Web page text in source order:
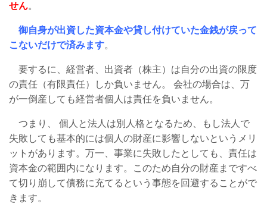
せん。
御自身が出資した資本金や貸し付けていた金銭が戻って
こないだけで済みます。
要するに、経営者、出資者（株主）は自分の出資の限度
の責任（有限責任）しか負いません。 会社の場合は、万
が一倒産しても経営者個人は責任を負いません。
つまり、 個人と法人は別人格となるため、もし法人で
失敗しても基本的には個人の財産に影響しないというメリ
ットがあります。万一、事業に失敗したとしても、責任は
資本金の範囲内になります。このため自分の財産まですべ
て切り崩して債務に充てるという事態を回避することがで
きます。